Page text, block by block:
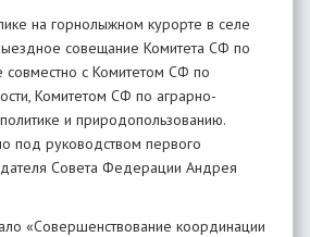
на горнолыжном курорте в селе
совещание Комитета СФ по
совместно с Комитетом СФ по
Комитетом СФ по аграрно-
и природопользованию.
под руководством первого
Совета Федерации Андрея
«Совершенствование координации